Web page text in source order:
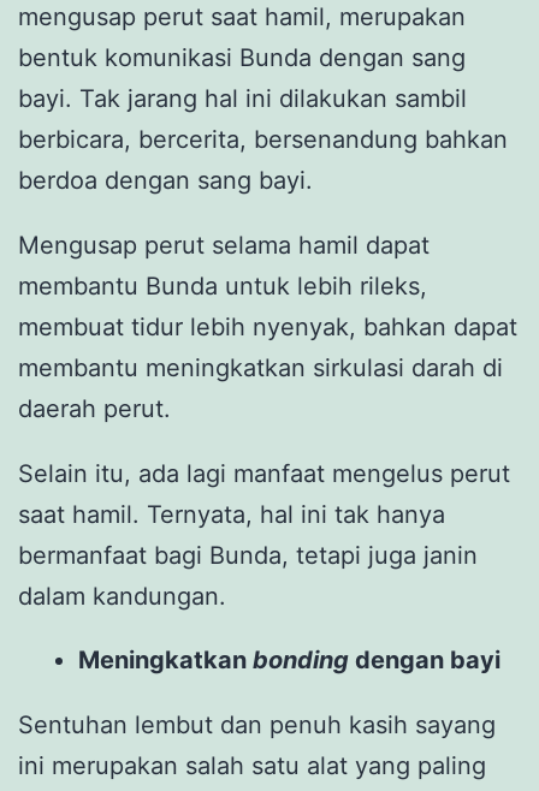
mengusap perut saat hamil, merupakan
bentuk komunikasi Bunda dengan sang
bayi. Tak jarang hal ini dilakukan sambil
berbicara, bercerita, bersenandung bahkan
berdoa dengan sang bayi.
Mengusap perut selama hamil dapat
membantu Bunda untuk lebih rileks,
membuat tidur lebih nyenyak, bahkan dapat
membantu meningkatkan sirkulasi darah di
daerah perut.
Selain itu, ada lagi manfaat mengelus perut
saat hamil. Ternyata, hal ini tak hanya
bermanfaat bagi Bunda, tetapi juga janin
dalam kandungan.
Meningkatkan bonding dengan bayi
Sentuhan lembut dan penuh kasih sayang
ini merupakan salah satu alat yang paling